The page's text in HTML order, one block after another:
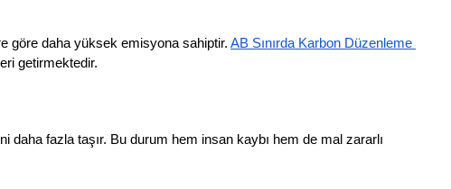
göre daha yüksek emisyona sahiptir. AB Sınırda Karbon Düzenleme
getirmektedir.
daha fazla taşır. Bu durum hem insan kaybı hem de mal zararlı